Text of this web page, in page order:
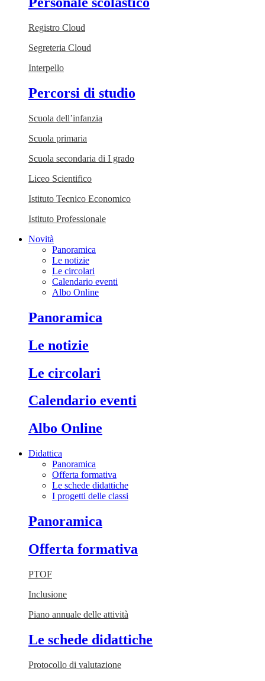
Registro Cloud
Segreteria Cloud
Interpello
Percorsi di studio
Scuola dell’infanzia
Scuola primaria
Scuola secondaria di I grado
Liceo Scientifico
Istituto Tecnico Economico
Istituto Professionale
Novità
Panoramica
Le notizie
Le circolari
Calendario eventi
Albo Online
Panoramica
Le notizie
Le circolari
Calendario eventi
Albo Online
Didattica
Panoramica
Offerta formativa
Le schede didattiche
I progetti delle classi
Panoramica
Offerta formativa
PTOF
Inclusione
Piano annuale delle attività
Le schede didattiche
Protocollo di valutazione